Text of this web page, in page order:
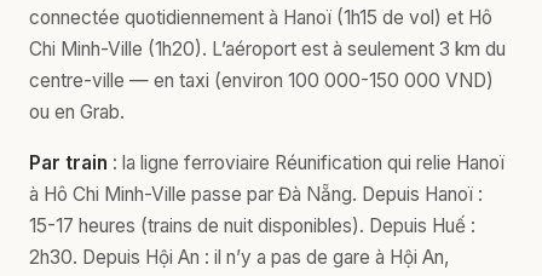
connectée quotidiennement à Hanoï (1h15 de vol) et Hô
Chi Minh-Ville (1h20). L’aéroport est à seulement 3 km du
centre-ville — en taxi (environ 100 000-150 000 VND)
ou en Grab.
Par train : la ligne ferroviaire Réunification qui relie Hanoï
à Hô Chi Minh-Ville passe par Đà Nẵng. Depuis Hanoï :
15-17 heures (trains de nuit disponibles). Depuis Huế :
2h30. Depuis Hội An : il n’y a pas de gare à Hội An,